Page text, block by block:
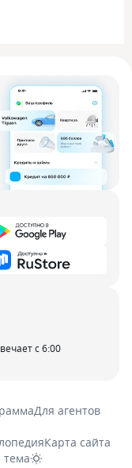
с 6:00
Для агентов
Карта сайта
тема